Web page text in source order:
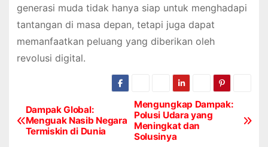
generasi muda tidak hanya siap untuk menghadapi
tantangan di masa depan, tetapi juga dapat
memanfaatkan peluang yang diberikan oleh
revolusi digital.
P
o
Mengungkap Dampak:
Polusi Udara yang
Meningkat dan
Solusinya
Dampak Global:
Menguak Nasib Negara
Termiskin di Dunia